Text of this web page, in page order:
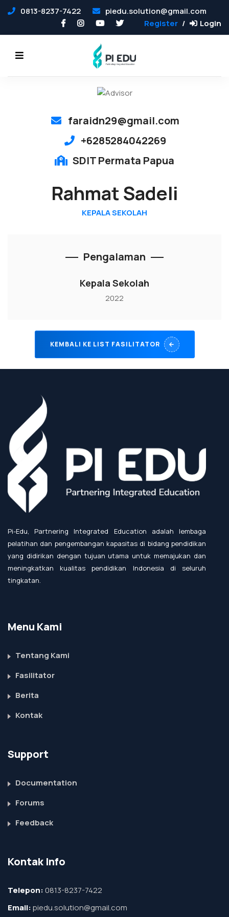
0813-8237-7422
piedu.solution@gmail.com
Register
Login
faraidn29@gmail.com
+6285284042269
SDIT Permata Papua
Rahmat Sadeli
KEPALA SEKOLAH
Pengalaman
Kepala Sekolah
2022
KEMBALI KE LIST FASILITATOR
Pi-Edu, Partnering Integrated Education adalah lembaga
pelatihan dan pengembangan kapasitas di bidang pendidikan
yang didirikan dengan tujuan utama untuk memajukan dan
meningkatkan kualitas pendidikan Indonesia di seluruh
tingkatan.
Menu Kami
Tentang Kami
Fasilitator
Berita
Kontak
Support
Documentation
Forums
Feedback
Kontak Info
Telepon:0813-8237-7422
Email:piedu.solution@gmail.com